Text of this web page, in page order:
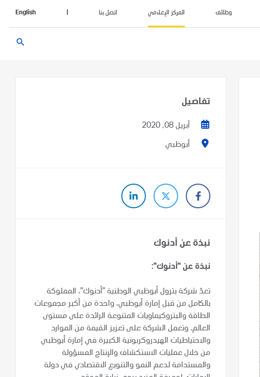
وظائف المركز الإعلامي اتصل بنا English
search
تفاصيل
أبريل 08, 2020
أبوظبي
نبذة عن أدنوك
نبذة عن "أدنوك":
تعدّ شركة بترول أبوظبي الوطنية "أدنوك"، المملوكة
بالكامل من قبل إمارة أبوظبي، واحدة من أكبر مجموعات
الطاقة والبتروكيماويات المتنوعة الرائدة على مستوى
العالم. وتعمل الشركة على تعزيز القيمة من الموارد
والاحتياطيات الهيدروكربونية الكبيرة في إمارة أبوظبي
من خلال عمليات الاستكشاف والإنتاج المسؤولة
والمستدامة لدعم النمو والتنويع الاقتصادي في دولة